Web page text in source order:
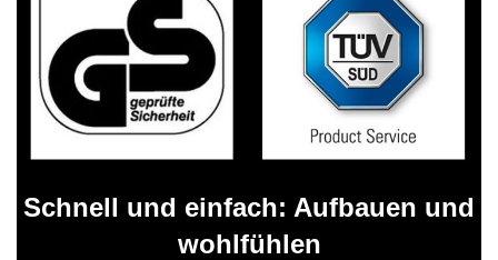
Schnell und einfach: Aufbauen und
wohlfühlen